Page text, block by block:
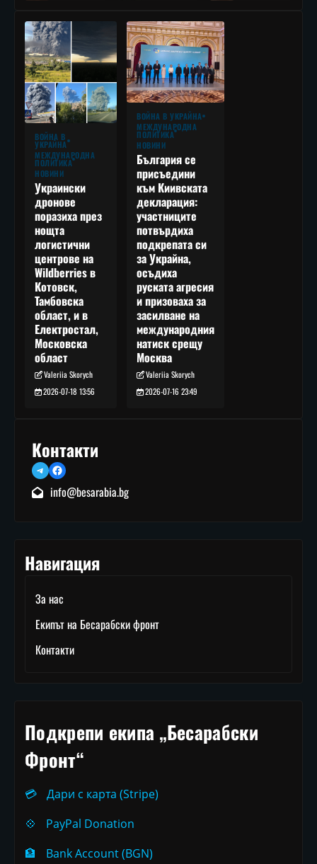
ВОЙНА В
УКРАЙНА
МЕЖДУНАРОДНА
ПОЛИТИКА
НОВИНИ
Украински
дронове
поразиха през
нощта
логистични
центрове на
Wildberries в
Котовск,
Тамбовска
област, и в
Електростал,
Московска
област
Valeriia Skorych
2026-07-18 13:56
ВОЙНА В УКРАЙНА
МЕЖДУНАРОДНА
ПОЛИТИКА
НОВИНИ
България се
присъедини
към Киивската
декларация:
участниците
потвърдиха
подкрепата си
за Украйна,
осъдиха
руската агресия
и призоваха за
засилване на
международния
натиск срещу
Москва
Valeriia Skorych
2026-07-16 23:49
Контакти
TelegramFacebook
info@besarabia.bg
Навигация
За нас
Екипът на Бесарабски фронт
Контакти
Подкрепи екипа „Бесарабски
Фронт“
💳
Дари с карта (Stripe)
💠
PayPal Donation
🏦
Bank Account (BGN)